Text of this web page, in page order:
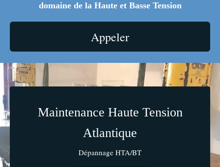
domaine de la Haute et Basse Tension
Appeler
Maintenance Haute Tension
Atlantique
Dépannage HTA/BT